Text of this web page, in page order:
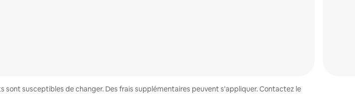
susceptibles de changer. Des frais supplémentaires peuvent s'appliquer. Contactez le